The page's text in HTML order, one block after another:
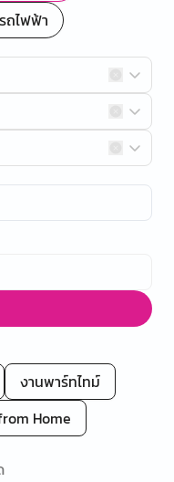
ถไฟฟ้า
งานพาร์ทไทม์
Home